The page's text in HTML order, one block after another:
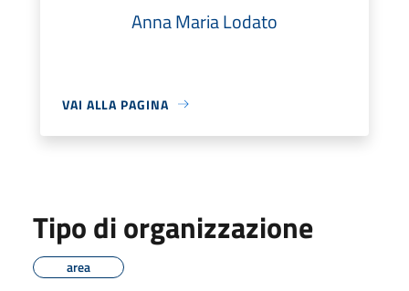
Anna Maria Lodato
VAI ALLA PAGINA
Tipo di organizzazione
area